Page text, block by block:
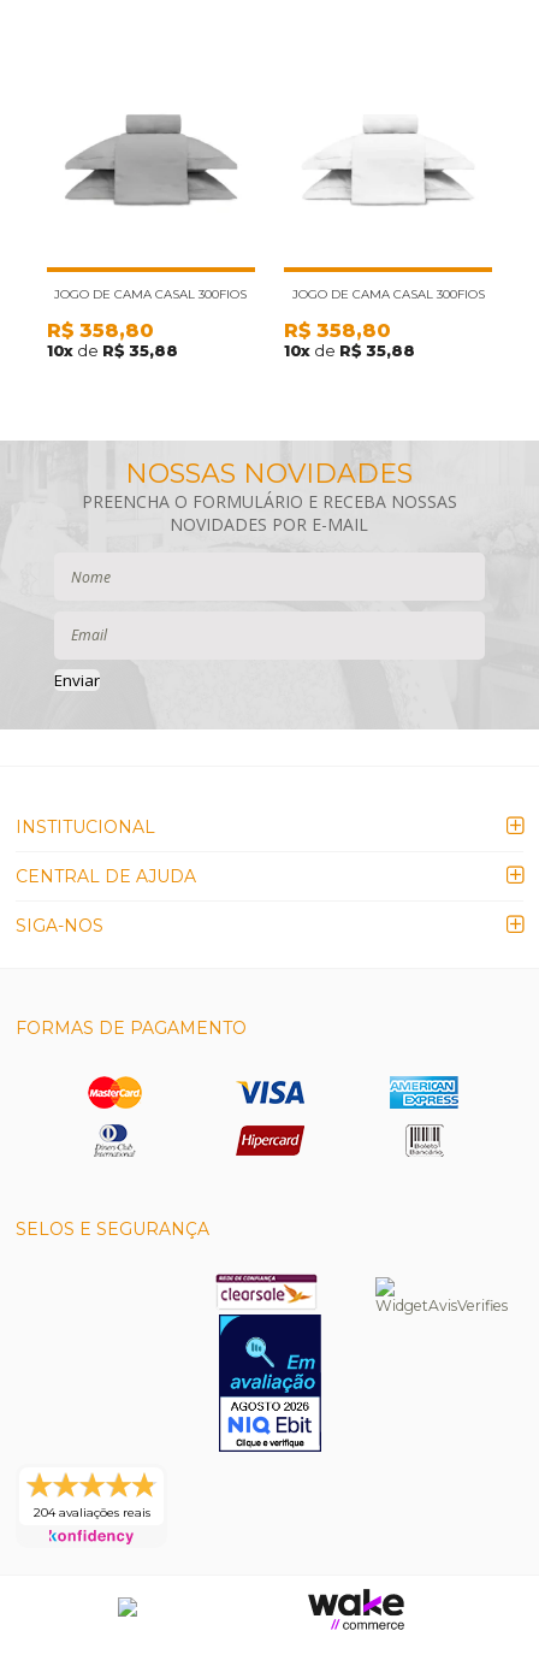
JOGO DE CAMA CASAL 300FIOS
100%ALGODÃO APPEL TRECCENTI
CINZA 4PÇS
R$ 358,80
10x de R$ 35,88
JOGO DE CAMA CASAL 300FIOS
100%ALGODÃO APPEL TRECCENTI
BRANCO 4PÇS
R$ 358,80
10x de R$ 35,88
Enviar
INSTITUCIONAL
CENTRAL DE AJUDA
SIGA-NOS
FORMAS DE PAGAMENTO
SELOS E SEGURANÇA
204 avaliações reais